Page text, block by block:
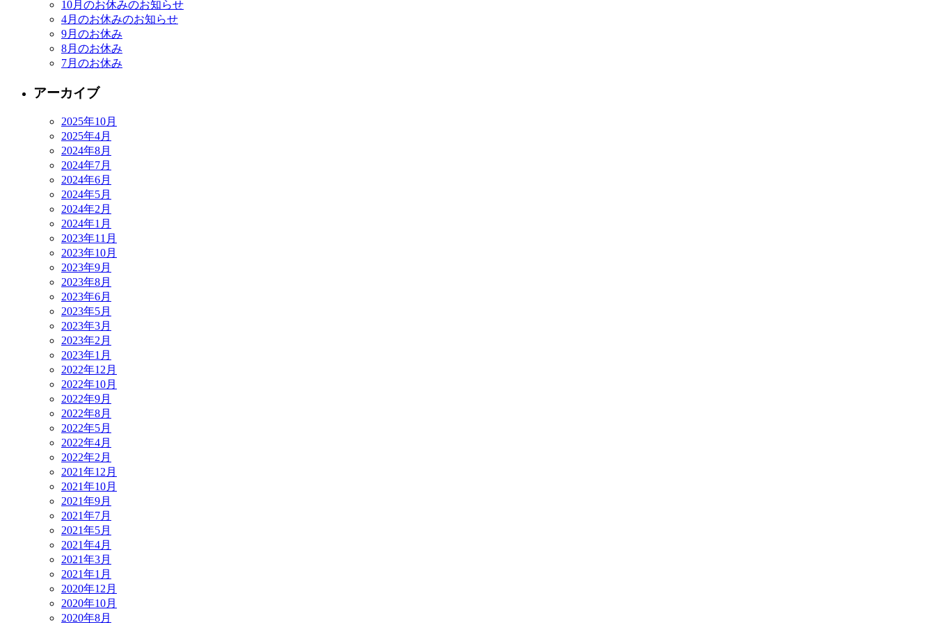
10月のお休みのお知らせ
4月のお休みのお知らせ
9月のお休み
8月のお休み
7月のお休み
アーカイブ
2025年10月
2025年4月
2024年8月
2024年7月
2024年6月
2024年5月
2024年2月
2024年1月
2023年11月
2023年10月
2023年9月
2023年8月
2023年6月
2023年5月
2023年3月
2023年2月
2023年1月
2022年12月
2022年10月
2022年9月
2022年8月
2022年5月
2022年4月
2022年2月
2021年12月
2021年10月
2021年9月
2021年7月
2021年5月
2021年4月
2021年3月
2021年1月
2020年12月
2020年10月
2020年8月